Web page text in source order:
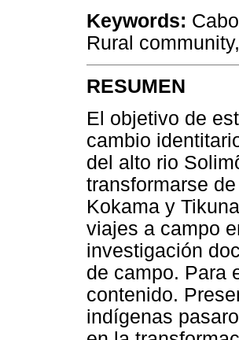
Keywords:
Rural
RESUMEN
El objetivo de
cambio
del alto rio
transformarse
Kokama y
viajes a campo
investigación
de campo. Para
contenido.
indígenas